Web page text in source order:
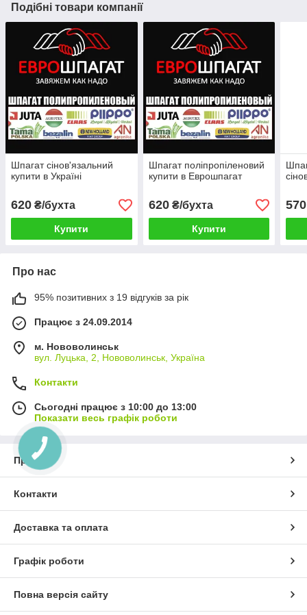
Подібні товари компанії
Шпагат сінов'язальний
купити в Україні
620 ₴/бухта
Купити
Шпагат поліпропіленовий
купити в Еврошпагат
620₴/бухта
Купити
570
Про нас
95% позитивних з 19 відгуків за рік
Працює з 24.09.2014
м. Нововолинськ
вул. Луцька, 2, Нововолинськ, Україна
Контакти
Сьогодні працює з 10:00 до 13:00
Показати весь графік роботи
Про нас
Контакти
Доставка та оплата
Графік роботи
Повна версія сайту